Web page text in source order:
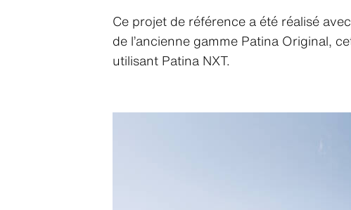
Ce projet de référence a été réalisé
de l’ancienne gamme Patina Original,
utilisant Patina NXT.